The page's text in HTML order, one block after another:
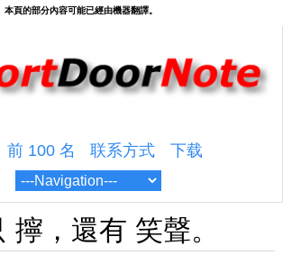
前 100 名 联系方式 下载
擰，還有 笑聲。